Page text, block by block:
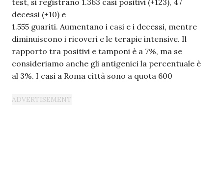
test, si registrano 1.363 casi positivi (+123), 47
decessi (+10) e
1.555 guariti. Aumentano i casi e i decessi, mentre
diminuiscono i ricoveri e le terapie intensive. Il
rapporto tra positivi e tamponi è a 7%, ma se
consideriamo anche gli antigenici la percentuale è
al 3%. I casi a Roma città sono a quota 600